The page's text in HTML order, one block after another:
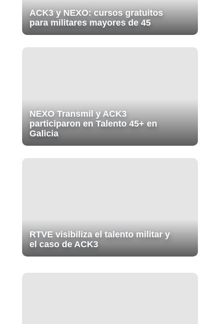
ACK3 y NEXO: cursos gratuitos
para militares mayores de 45
NEXO Transmil y ACK3
participaron en Talento 45+ en
Galicia
RTVE visibiliza el talento militar y
el caso de ACK3